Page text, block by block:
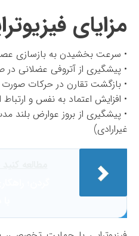
مزایای
• سرعت بخشیدن به بازسازی
• پیشگیری از آتروفی عضلانی
• بازگشت تقارن در حرکات صورت
• افزایش اعتماد به نفس و ارتباط
• پیشگیری از بروز عوارض بلند
غیرارادی)